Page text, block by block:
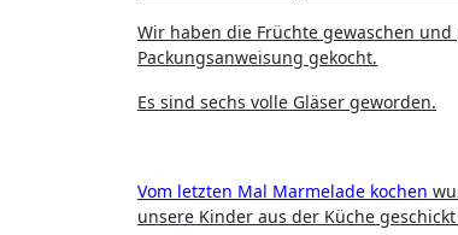
Wir haben die Früchte gewaschen
Packungsanweisung gekocht.
Es sind sechs volle Gläser geworden.
Vom letzten Mal Marmelade kochen
unsere Kinder aus der Küche